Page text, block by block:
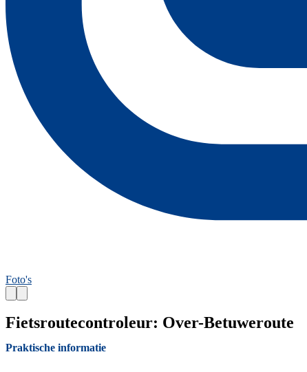
Foto's
Fietsroutecontroleur: Over-Betuweroute
Praktische informatie